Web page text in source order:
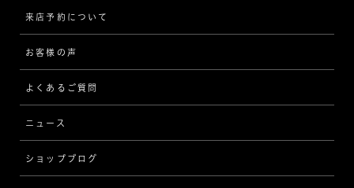
コンビネーション
[フォルムから選ぶ]
ストレート
ウェーブ
V字
ネックレス/ペンダント
ピアス/イヤリング
ブレスレット
歴史
企業の取り組み
サービスについて
アフターサービス
MESSAGE IN DIAMOND
品質保証
ブライダルアイテム
来店予約について
お客様の声
よくあるご質問
ニュース
ショップブログ